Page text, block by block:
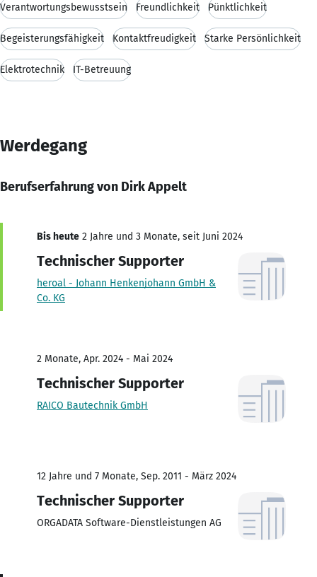
Verantwortungsbewusstsein Freundlichkeit Pünktlichkeit
Begeisterungsfähigkeit Kontaktfreudigkeit Starke Persönlichkeit
Elektrotechnik IT-Betreuung
Werdegang
Berufserfahrung von Dirk Appelt
Bis heute 2 Jahre und 3 Monate, seit Juni 2024
Technischer Supporter
heroal - Johann Henkenjohann GmbH &
Co. KG
2 Monate, Apr. 2024 - Mai 2024
Technischer Supporter
RAICO Bautechnik GmbH
12 Jahre und 7 Monate, Sep. 2011 - März 2024
Technischer Supporter
ORGADATA Software-Dienstleistungen AG